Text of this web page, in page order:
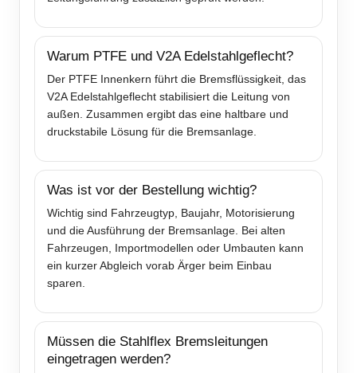
Warum PTFE und V2A Edelstahlgeflecht?
Der PTFE Innenkern führt die Bremsflüssigkeit, das
V2A Edelstahlgeflecht stabilisiert die Leitung von
außen. Zusammen ergibt das eine haltbare und
druckstabile Lösung für die Bremsanlage.
Was ist vor der Bestellung wichtig?
Wichtig sind Fahrzeugtyp, Baujahr, Motorisierung
und die Ausführung der Bremsanlage. Bei alten
Fahrzeugen, Importmodellen oder Umbauten kann
ein kurzer Abgleich vorab Ärger beim Einbau
sparen.
Müssen die Stahlflex Bremsleitungen
eingetragen werden?